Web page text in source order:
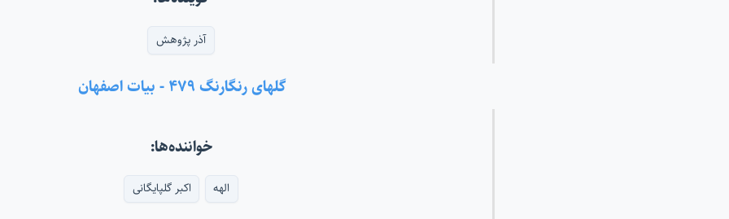
آذر پژوهش
گلهای رنگارنگ ۴۷۹ - بیات اصفهان
خواننده‌ها:
الهه اکبر گلپایگانی